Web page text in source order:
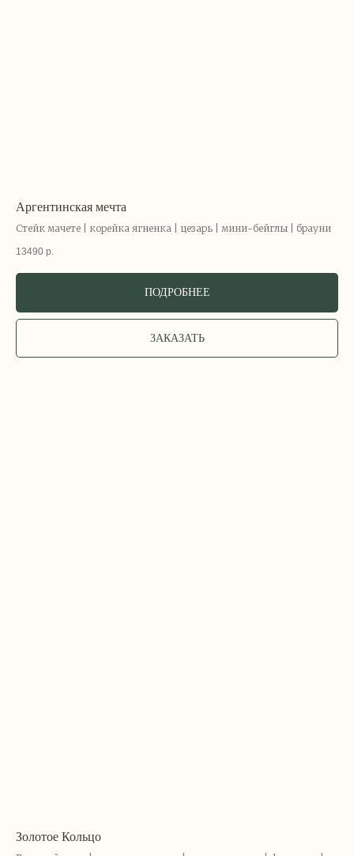
Аргентинская мечта
Стейк мачете | корейка ягненка | цезарь | мини-бейглы | брауни
13490 р.
ПОДРОБНЕЕ
ЗАКАЗАТЬ
Золотое Кольцо